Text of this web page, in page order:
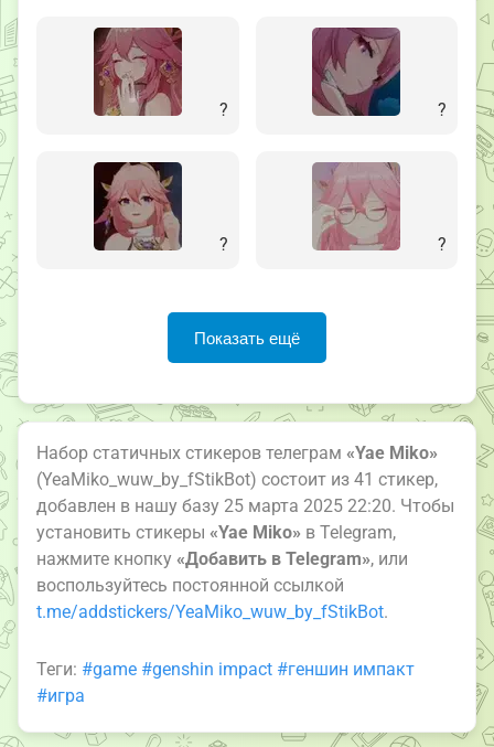
? ?
? ?
Показать ещё
Набор статичных стикеров телеграм «Yae Miko»
(YeaMiko_wuw_by_fStikBot) состоит из 41 стикер,
добавлен в нашу базу 25 марта 2025 22:20. Чтобы
установить стикеры «Yae Miko» в Telegram,
нажмите кнопку «Добавить в Telegram», или
воспользуйтесь постоянной ссылкой
t.me/addstickers/YeaMiko_wuw_by_fStikBot.
Теги: #game #genshin impact #геншин импакт
#игра